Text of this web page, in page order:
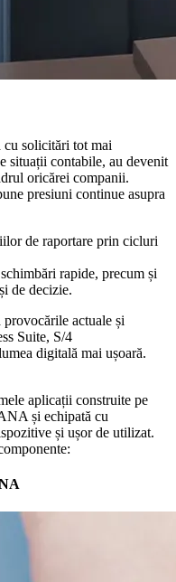
cu solicitări tot mai
situații contabile, au devenit
oricărei companii.
presiuni continue asupra
de raportare prin cicluri
rapide, precum și
de decizie.
provocările actuale și
Suite, S/4
digitală mai ușoară.
aplicații construite pe
și echipată cu
și ușor de utilizat.